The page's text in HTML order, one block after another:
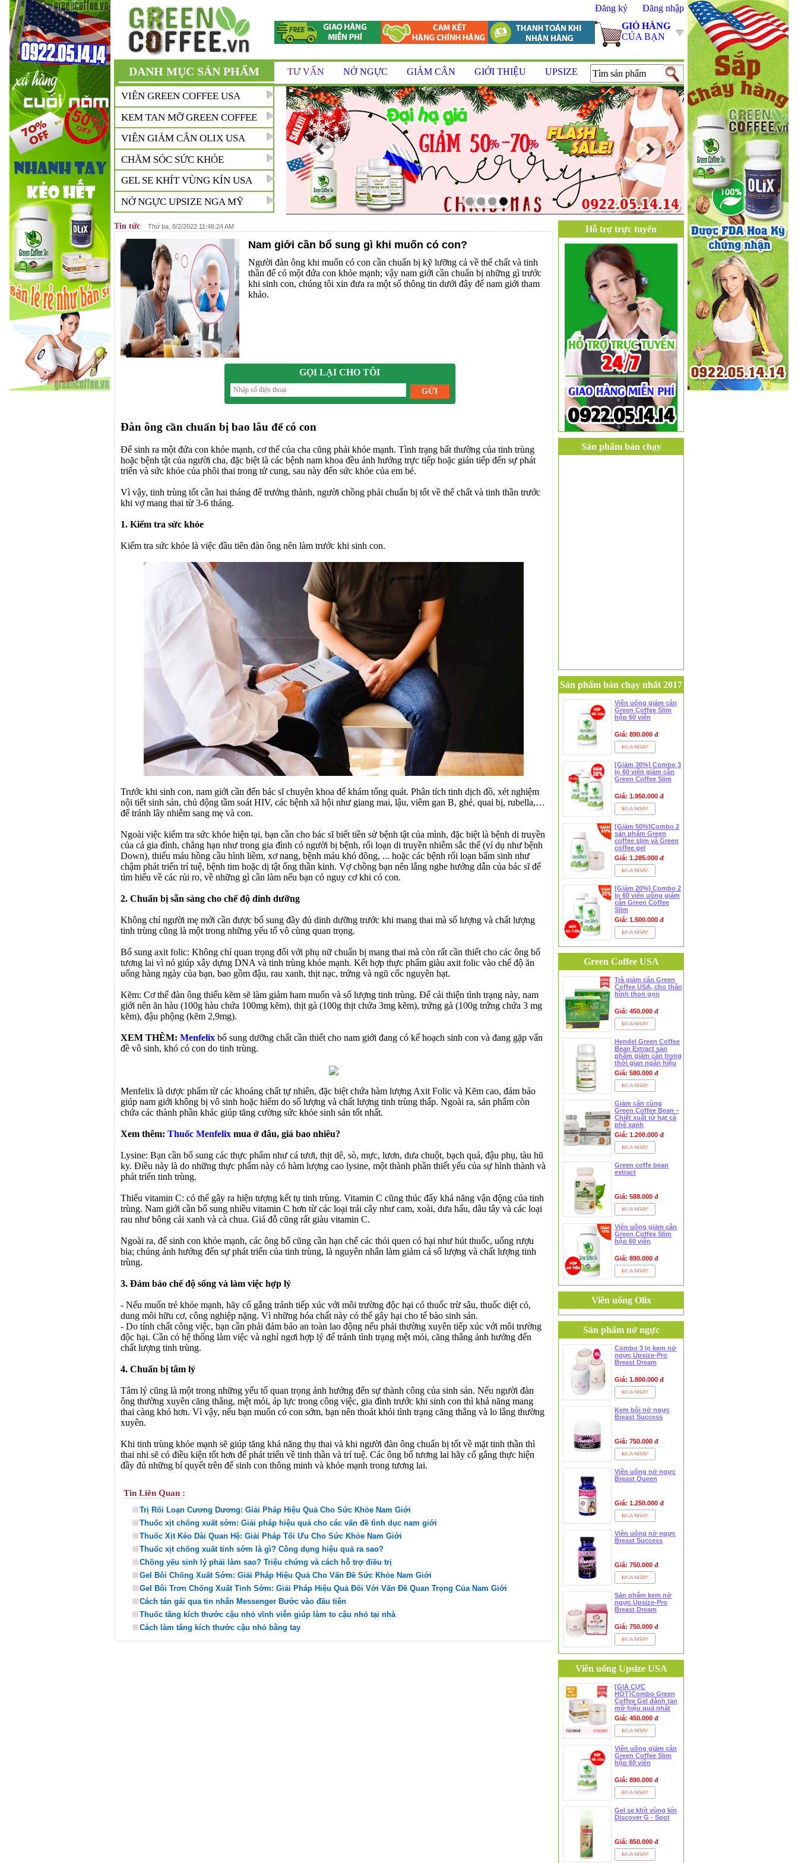
Đăng ký
Đăng nhập
GIỎ HÀNG
CỦA BẠN
DANH MỤC SẢN PHẨM TƯ VẤN NỞ NGỰC GIẢM CÂN GIỚI THIỆU UPSIZE
VIÊN GREEN COFFEE USA
KEM TAN MỠ GREEN COFFEE
VIÊN GIẢM CÂN OLIX USA
CHĂM SÓC SỨC KHỎE
GEL SE KHÍT VÙNG KÍN USA
NỞ NGỰC UPSIZE NGA MỸ
Tin tức Thứ ba, 8/2/2022 11:46:24 AM
Nam giới cần bổ sung gì khi muốn có con?
Người đàn ông khi muốn có con cần chuẩn bị kỹ lưỡng cả về thể chất và tinh
thần để có một đứa con khỏe mạnh; vậy nam giới cần chuẩn bị những gì trước
khi sinh con, chúng tôi xin đưa ra một số thông tin dưới đây để nam giới tham
khảo.
GỌI LẠI CHO TÔI
Đàn ông cần chuẩn bị bao lâu để có con
Để sinh ra một đứa con khỏe mạnh, cơ thể của cha cũng phải khỏe mạnh. Tình trạng bất thường của tinh trùng
hoặc bệnh tật của người cha, đặc biệt là các bệnh nam khoa đều ảnh hưởng trực tiếp hoặc gián tiếp đến sự phát
triển và sức khỏe của phôi thai trong tử cung, sau này đến sức khỏe của em bé.
Vì vậy, tinh trùng tốt cần hai tháng để trưởng thành, người chồng phải chuẩn bị tốt về thể chất và tinh thần trước
khi vợ mang thai từ 3-6 tháng.
1. Kiểm tra sức khỏe
Kiểm tra sức khỏe là việc đầu tiên đàn ông nên làm trước khi sinh con.
Trước khi sinh con, nam giới cần đến bác sĩ chuyên khoa để khám tổng quát. Phân tích tinh dịch đồ, xét nghiệm
nội tiết sinh sản, chủ động tầm soát HIV, các bệnh xã hội như giang mai, lậu, viêm gan B, ghẻ, quai bị, rubella,…
để tránh lây nhiễm sang mẹ và con.
Ngoài việc kiểm tra sức khỏe hiện tại, bạn cần cho bác sĩ biết tiền sử bệnh tật của mình, đặc biệt là bệnh di truyền
của cả gia đình, chẳng hạn như trong gia đình có người bị bệnh, rối loạn di truyền nhiễm sắc thể (ví dụ như bệnh
Down), thiếu máu hồng cầu hình liềm, xơ nang, bệnh máu khó đông, ... hoặc các bệnh rối loạn bẩm sinh như
chậm phát triển trí tuệ, bệnh tim hoặc dị tật ống thần kinh. Vợ chồng bạn nên lắng nghe hướng dẫn của bác sĩ để
tìm hiểu về các rủi ro, về những gì cần làm nếu bạn có nguy cơ khi có con.
2. Chuẩn bị sẵn sàng cho chế độ dinh dưỡng
Không chỉ người mẹ mới cần được bổ sung đầy đủ dinh dưỡng trước khi mang thai mà số lượng và chất lượng
tinh trùng cũng là một trong những yếu tố vô cùng quan trọng.
Bổ sung axit folic: Không chỉ quan trọng đối với phụ nữ chuẩn bị mang thai mà còn rất cần thiết cho các ông bố
tương lai vì nó giúp xây dựng DNA và tinh trùng khỏe mạnh. Kết hợp thực phẩm giàu axit folic vào chế độ ăn
uống hàng ngày của bạn, bao gồm đậu, rau xanh, thịt nạc, trứng và ngũ cốc nguyên hạt.
Kẽm: Cơ thể đàn ông thiếu kẽm sẽ làm giảm ham muốn và số lượng tinh trùng. Để cải thiện tình trạng này, nam
giới nên ăn hàu (100g hàu chứa 100mg kẽm), thịt gà (100g thịt chứa 3mg kẽm), trứng gà (100g trứng chứa 3 mg
kẽm), đậu phộng (kẽm 2,9mg).
XEM THÊM: Menfelix bổ sung dưỡng chất cần thiết cho nam giới đang có kế hoạch sinh con và đang gặp vấn
đề vô sinh, khó có con do tinh trùng.
Menfelix là dược phẩm từ các khoáng chất tự nhiên, đặc biệt chứa hàm lượng Axit Folic và Kẽm cao, đảm bảo
giúp nam giới không bị vô sinh hoặc hiếm do số lượng và chất lượng tinh trùng thấp. Ngoài ra, sản phẩm còn
chứa các thành phần khác giúp tăng cường sức khỏe sinh sản tốt nhất.
Xem thêm: Thuốc Menfelix mua ở đâu, giá bao nhiêu?
Lysine: Bạn cần bổ sung các thực phẩm như cá tươi, thịt dê, sò, mực, lươn, dưa chuột, bạch quả, đậu phụ, tàu hũ
ky. Điều này là do những thực phẩm này có hàm lượng cao lysine, một thành phần thiết yếu của sự hình thành và
phát triển tinh trùng.
Thiếu vitamin C: có thể gây ra hiện tượng kết tụ tinh trùng. Vitamin C cũng thúc đẩy khả năng vận động của tinh
trùng. Nam giới cần bổ sung nhiều vitamin C hơn từ các loại trái cây như cam, xoài, dưa hấu, dâu tây và các loại
rau như bông cải xanh và cà chua. Giá đỗ cũng rất giàu vitamin C.
Ngoài ra, để sinh con khỏe mạnh, các ông bố cũng cần hạn chế các thói quen có hại như hút thuốc, uống rượu
bia; chúng ảnh hưởng đến sự phát triển của tinh trùng, là nguyên nhân làm giảm cả số lượng và chất lượng tinh
trùng.
3. Đảm bảo chế độ sống và làm việc hợp lý
- Nếu muốn trẻ khỏe mạnh, hãy cố gắng tránh tiếp xúc với môi trường độc hại có thuốc trừ sâu, thuốc diệt cỏ,
dung môi hữu cơ, công nghiệp nặng. Vì những hóa chất này có thể gây hại cho tế bào sinh sản.
- Do tính chất công việc, bạn cần phải đảm bảo an toàn lao động nếu phải thường xuyên tiếp xúc với môi trường
độc hại. Cần có hệ thống làm việc và nghỉ ngơi hợp lý để tránh tình trạng mệt mỏi, căng thẳng ảnh hưởng đến
chất lượng tinh trùng.
4. Chuẩn bị tâm lý
Tâm lý cũng là một trong những yếu tố quan trọng ảnh hưởng đến sự thành công của sinh sản. Nếu người đàn
ông thường xuyên căng thẳng, mệt mỏi, áp lực trong công việc, gia đình trước khi sinh con thì khả năng mang
thai càng khó hơn. Vì vậy, nếu bạn muốn có con sớm, bạn nên thoát khỏi tình trạng căng thẳng và lo lắng thường
xuyên.
Khi tinh trùng khỏe mạnh sẽ giúp tăng khả năng thụ thai và khi người đàn ông chuẩn bị tốt về mặt tinh thần thì
thai nhi sẽ có điều kiện tốt hơn để phát triển về tinh thần và trí tuệ. Các ông bố tương lai hãy cố gắng thực hiện
đầy đủ những bí quyết trên để sinh con thông minh và khỏe mạnh trong tương lai.
Tin Liên Quan :
Trị Rối Loạn Cương Dương: Giải Pháp Hiệu Quả Cho Sức Khỏe Nam Giới
Thuốc xịt chống xuất sớm: Giải pháp hiệu quả cho các vấn đề tình dục nam giới
Thuốc Xịt Kéo Dài Quan Hệ: Giải Pháp Tối Ưu Cho Sức Khỏe Nam Giới
Thuốc xịt chống xuất tinh sớm là gì? Công dụng hiệu quả ra sao?
Chồng yếu sinh lý phải làm sao? Triệu chứng và cách hỗ trợ điều trị
Gel Bôi Chống Xuất Sớm: Giải Pháp Hiệu Quả Cho Vấn Đề Sức Khỏe Nam Giới
Gel Bôi Trơn Chống Xuất Tinh Sớm: Giải Pháp Hiệu Quả Đối Với Vấn Đề Quan Trọng Của Nam Giới
Cách tán gái qua tin nhắn Messenger Bước vào đầu tiên
Thuốc tăng kích thước cậu nhỏ vĩnh viễn giúp làm to cậu nhỏ tại nhà
Cách làm tăng kích thước cậu nhỏ bằng tay
Hỗ trợ trực tuyến
Sản phẩm bán chạy
Sản phẩm bán chạy nhất 2017
Viên uống giảm cân
Green Coffee Slim
hộp 60 viên
Giá: 890.000 đ
[Giảm 30%] Combo 3
lọ 60 viên giảm cân
Green Coffee Slim
Giá: 1.950.000 đ
[Giảm 50%]Combo 2
sản phẩm Green
coffee slim và Green
coffee gel
Giá: 1.285.000 đ
[Giảm 20%] Combo 2
lọ 60 viên uống giảm
cân Green Coffee
Slim
Giá: 1.500.000 đ
Green Coffee USA
Trà giảm cân Green
Coffee USA, cho thân
hình thon gọn
Giá: 450.000 đ
Hendel Green Coffee
Bean Extract sản
phẩm giảm cân trong
thời gian ngắn hiệu
quả
Giá: 580.000 đ
Giảm cân cùng
Green Coffee Bean –
Chiết xuất từ hạt cà
phê xanh
Giá: 1.200.000 đ
Green coffe bean
extract
Giá: 588.000 đ
Viên uống giảm cân
Green Coffee Slim
hộp 60 viên
Giá: 890.000 đ
Viên uống Olix
Sản phẩm nở ngực
Combo 3 lọ kem nở
ngực Upsize-Pro
Breast Dream
Giá: 1.800.000 đ
Kem bôi nở ngực
Breast Success
Giá: 750.000 đ
Viên uống nở ngực
Breast Queen
Giá: 1.250.000 đ
Viên uống nở ngực
Breast Success
Giá: 750.000 đ
Sản phẩm kem nở
ngực Upsize-Pro
Breast Dream
Giá: 750.000 đ
Viên uống Upsize USA
[GIÁ CỰC
HÓT]Combo Green
Coffee Gel đánh tan
mỡ hiệu quả nhất
Giá: 450.000 đ
Viên uống giảm cân
Green Coffee Slim
hộp 60 viên
Giá: 890.000 đ
Gel se khít vùng kín
Discover G - Spot
Giá: 850.000 đ